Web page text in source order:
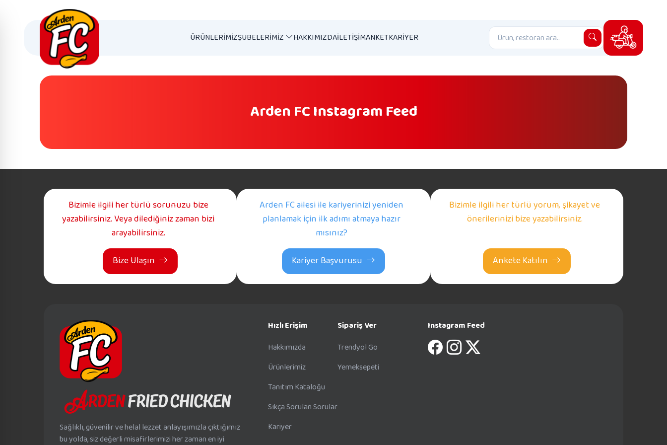
ÜRÜNLERIMIZŞUBELERIMIZ HAKKIMIZDAİLETIŞIMANKETKARIYER
Arden FC Instagram Feed
Bizimle ilgili her türlü sorunuzu bize
yazabilirsiniz. Veya dilediğiniz zaman bizi
arayabilirsiniz.
Bize Ulaşın
Arden FC ailesi ile kariyerinizi yeniden
planlamak için ilk adımı atmaya hazır
mısınız?
Kariyer Başvurusu
Bizimle ilgili her türlü yorum, şikayet ve
önerilerinizi bize yazabilirsiniz.
Ankete Katılın
Sağlıklı, güvenilir ve helal lezzet anlayışımızla çıktığımız
bu yolda, siz değerli misafirlerimizi her zaman en iyi
Hızlı Erişim
Hakkımızda
Ürünlerimiz
Tanıtım Kataloğu
Sıkça Sorulan Sorular
Kariyer
Sipariş Ver
Trendyol Go
Yemeksepeti
Instagram Feed